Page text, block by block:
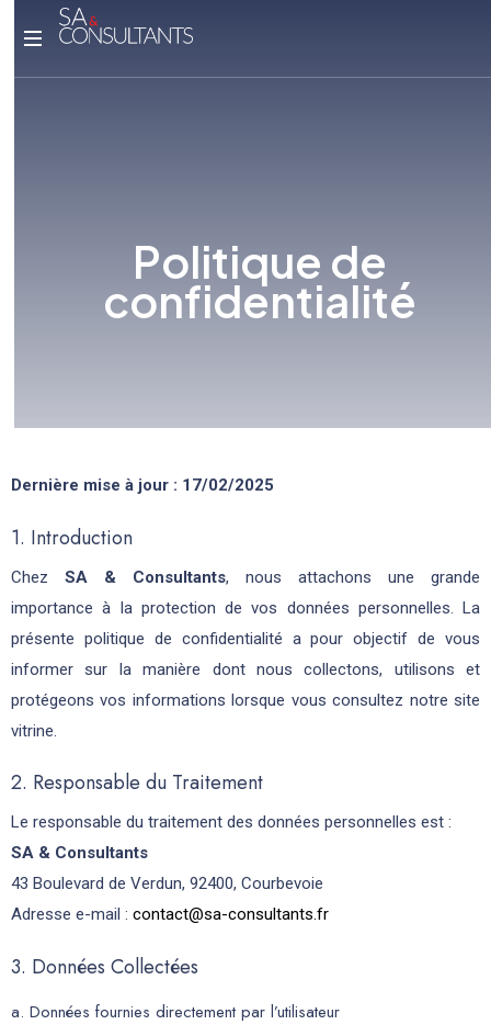
Politique de
confidentialité
Dernière mise à jour : 17/02/2025
1. Introduction
Chez SA & Consultants, nous attachons une grande
importance à la protection de vos données personnelles. La
présente politique de confidentialité a pour objectif de vous
informer sur la manière dont nous collectons, utilisons et
protégeons vos informations lorsque vous consultez notre site
vitrine.
2. Responsable du Traitement
Le responsable du traitement des données personnelles est :
SA & Consultants
43 Boulevard de Verdun, 92400, Courbevoie
Adresse e-mail : contact@sa-consultants.fr
3. Données Collectées
a. Données fournies directement par l’utilisateur